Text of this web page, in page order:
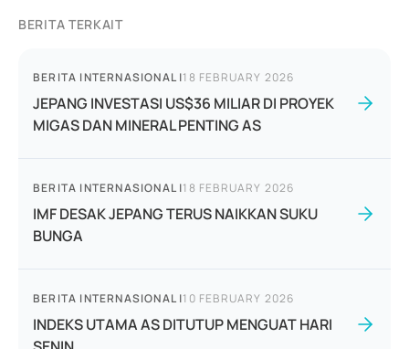
BERITA TERKAIT
BERITA INTERNASIONAL |18 FEBRUARY 2026
JEPANG INVESTASI US$36 MILIAR DI PROYEK
MIGAS DAN MINERAL PENTING AS
BERITA INTERNASIONAL |18 FEBRUARY 2026
IMF DESAK JEPANG TERUS NAIKKAN SUKU
BUNGA
BERITA INTERNASIONAL |10 FEBRUARY 2026
INDEKS UTAMA AS DITUTUP MENGUAT HARI